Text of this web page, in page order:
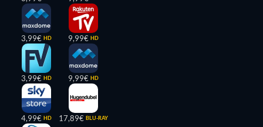
3,99€ HD
3,99€ HD
4,99€ HD
9,99€ HD
9,99€ HD
17,89€ BLU-RAY